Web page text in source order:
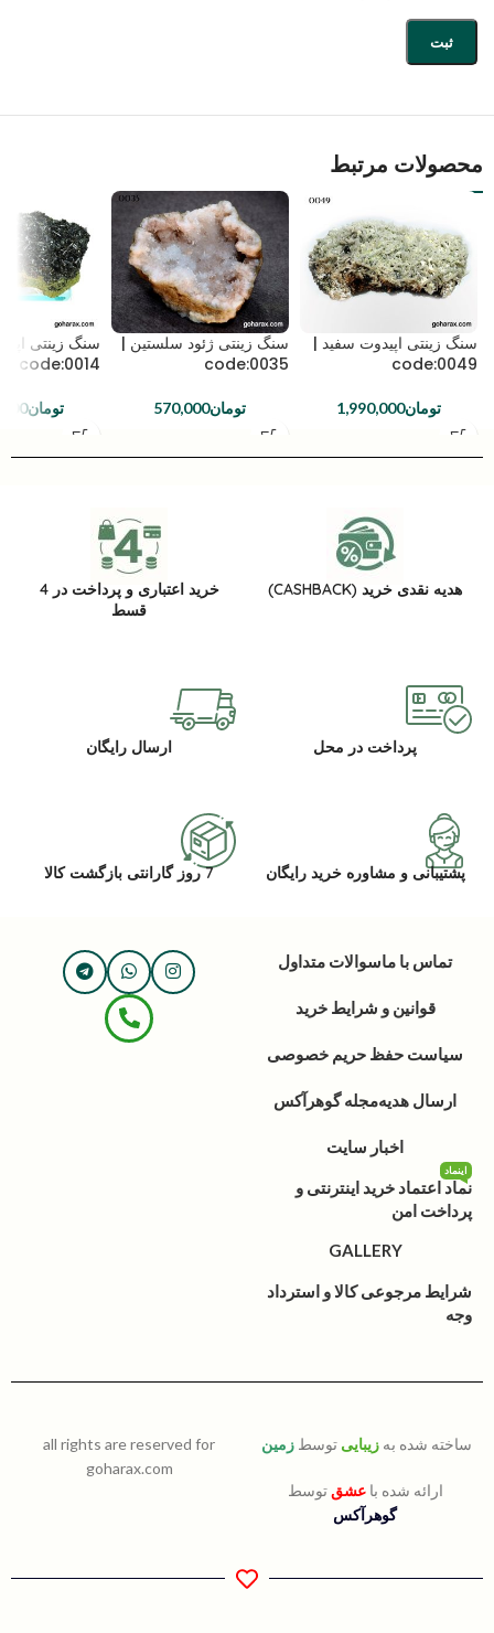
محصولات مرتبط
سنگ زینتی اپیدوت سفید |
code:0049
تومان1,990,000
سنگ زینتی ژئود سلستین |
code:0035
تومان570,000
سنگ زینتی
code:0014
تومان
هدیه نقدی خرید (CASHBACK)
خرید اعتباری و پرداخت در 4
قسط
پرداخت در محل ارسال رایگان
پشتیبانی و مشاوره خرید رایگان 7 روز گارانتی بازگشت کالا
تماس با ماسوالات متداول
قوانین و شرایط خرید
سیاست حفظ حریم خصوصی
ارسال هدیهمجله گوهرآکس
اخبار سایت
نماد اعتماد خرید اینترنتی و
پرداخت امن
اینماد
GALLERY
شرایط مرجوعی کالا و استرداد
وجه
ساخته شده به زیبایی توسط زمین
ارائه شده باعشق توسط
گوهرآکس
all rights are reserved for
goharax.com